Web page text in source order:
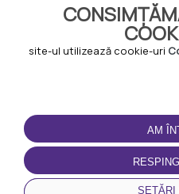
site-ul utilizează cookie-uri
AM
SETĂRI
TERMENI DE UTILIZARE
Termeni și condiții
Politica de
Confidențialitate
Politica de cookie-uri